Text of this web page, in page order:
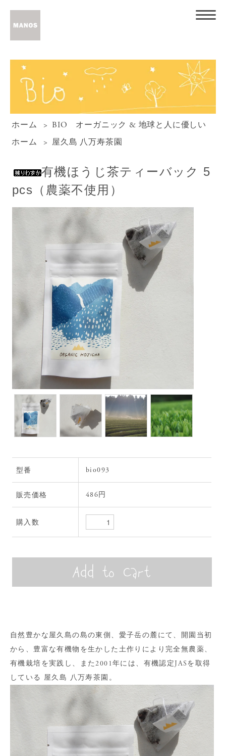
ホーム > BIO オーガニック & 地球と人に優しい
ホーム
> 屋久島 八万寿茶園
有機ほうじ茶ティーバック 5
pcs（農薬不使用）
型番 bio093
販売価格 486円
購入数
自然豊かな屋久島の島の東側、愛子岳の麓にて、開園当初
から、豊富な有機物を生かした土作りにより完全無農薬、
有機栽培を実践し、また2001年には、有機認定JASを取得
している 屋久島 八万寿茶園。